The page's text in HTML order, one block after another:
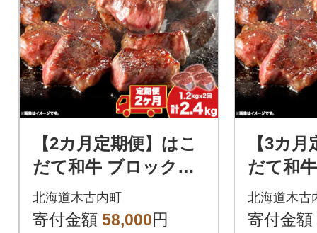
【2カ月定期便】はこ
だて和牛 ブロック肉
400g×3 計2.4kg 和牛
牛肉 ビーフ 赤身 国産
北海道木古内町
寄付金額 58,000円
【3カ
だて和
400g×3
牛肉 ビ
北海道木古
寄付金額